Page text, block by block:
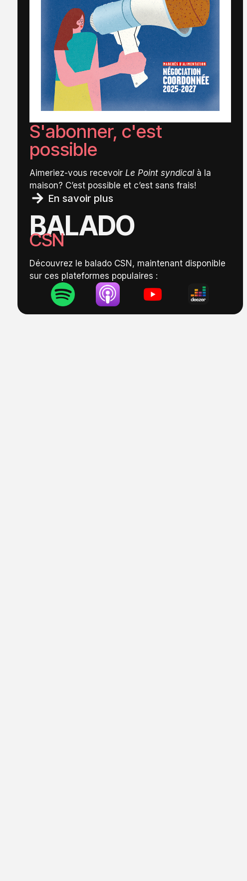
S'abonner, c'est
possible
Aimeriez-vous recevoirLe Point syndical à la
maison? C’est possible et c’est sans frais!
En savoir plus
BALADO
CSN
Découvrez le balado CSN, maintenant disponible
sur ces plateformes populaires :